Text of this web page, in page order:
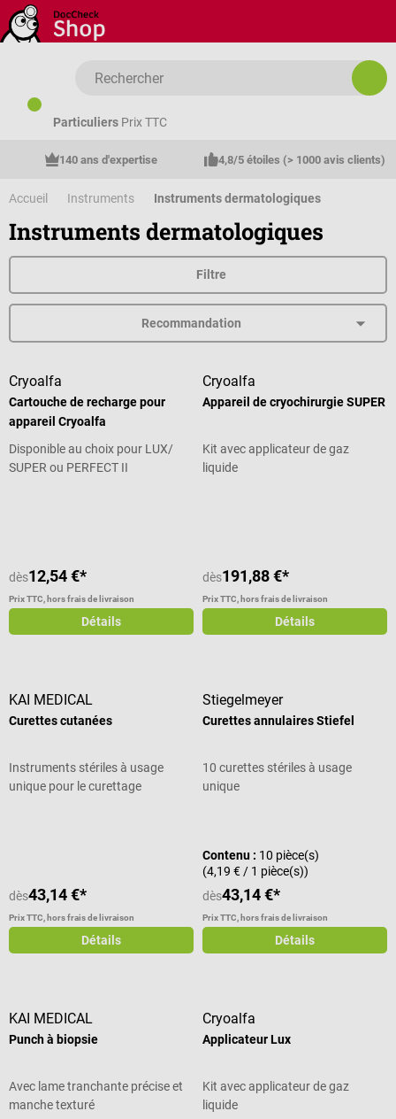
Passer au contenu principal
Particuliers Prix TTC
140 ans d'expertise 4,8/5 étoiles (> 1000 avis clients)
Accueil Instruments Instruments dermatologiques
Instruments dermatologiques
Filtre
Cryoalfa
Cartouche de recharge pour
appareil Cryoalfa
Disponible au choix pour LUX/
SUPER ou PERFECT II
dès12,54 €*
Prix TTC, hors frais de livraison
Détails
Cryoalfa
Appareil de cryochirurgie SUPER
Kit avec applicateur de gaz
liquide
dès191,88 €*
Prix TTC, hors frais de livraison
Détails
KAI MEDICAL
Curettes cutanées
Instruments stériles à usage
unique pour le curettage
dès43,14 €*
Prix TTC, hors frais de livraison
Détails
Stiegelmeyer
Curettes annulaires Stiefel
10 curettes stériles à usage
unique
Contenu : 10 pièce(s)
(4,19 € / 1 pièce(s))
dès43,14 €*
Prix TTC, hors frais de livraison
Détails
KAI MEDICAL
Punch à biopsie
Avec lame tranchante précise et
manche texturé
Cryoalfa
Applicateur Lux
Kit avec applicateur de gaz
liquide